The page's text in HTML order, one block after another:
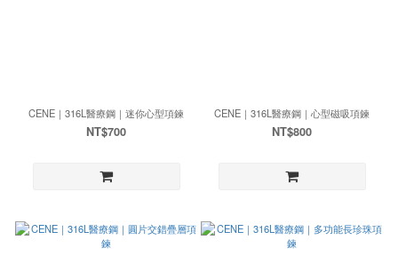
CENE｜316L醫療鋼｜迷你心型項鍊
NT$700
CENE｜316L醫療鋼｜心型磁吸項鍊
NT$800